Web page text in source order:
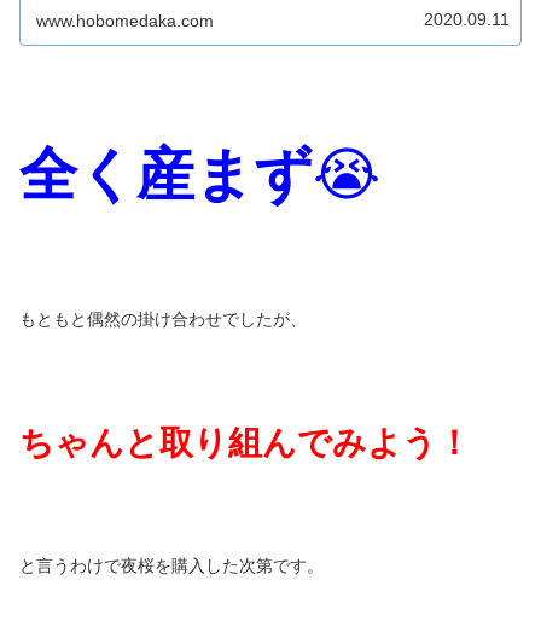
www.hobomedaka.com 2020.09.11
全く産まず😭
もともと偶然の掛け合わせでしたが、
ちゃんと取り組んでみよう！
と言うわけで夜桜を購入した次第です。